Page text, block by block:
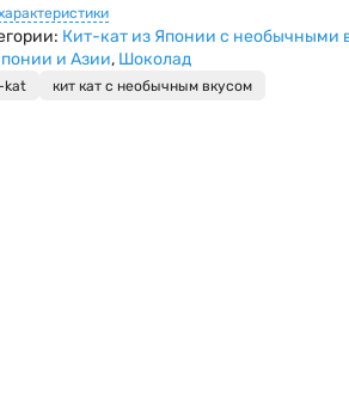
Кит-кат из Японии с необычными
и Азии, Шоколад
kat кит кат с необычным вкусом